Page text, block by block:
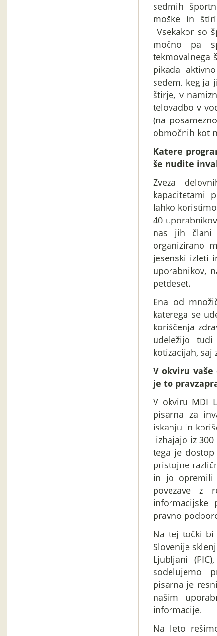
sedmih
moške in
Vsekakor so
močno pa
tekmovalnega
pikada
sedem,
štirje, v
telovadbo v
(na
območnih kot
Katere
še nudite
Zveza
kapacitetami
lahko
40
nas jih člani
organizirano
jesenski izleti
uporabnikov,
petdeset.
Ena od
katerega se
koriščenja
udeležijo
kotizacijah, saj
V okviru
je to
V okviru MDI
pisarna za
iskanju in
izhajajo iz
tega je
pristojne
in jo opremili
povezave z
informacijske
pravno
Na tej točki bi
Slovenije
Ljubljani
sodelujemo
pisarna je
našim
informacije.
Na leto